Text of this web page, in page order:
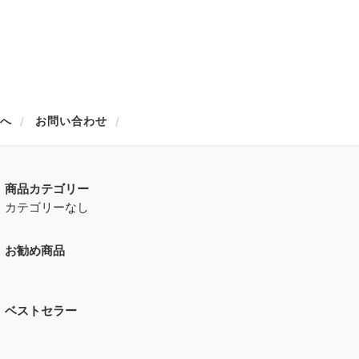
お問い合わせ
商品カテゴリー
カテゴリーなし
お勧め商品
ベストセラー